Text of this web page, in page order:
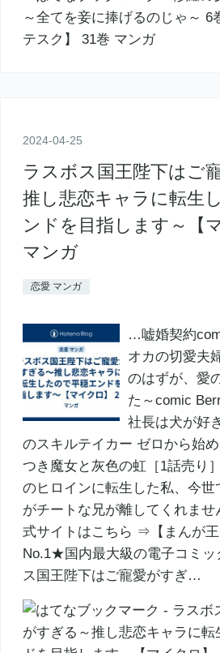
2024-04-25
ラスボス国王陛下はご
推し悲恋キャラに転生
ンドを目指します～【
マンガ
恋愛 マンガ
…嘘婚契約
オカの切愛夫
のはずが、愛
た～comic
社長は犬が好
のスキルテイカー ゼロから始
つき魔女と灰色の虹［1話売り
のヒロインに転生した私、今世
がチートな兄が離してくれませ
式サイトはこちら ⇒【まんが
No.1★国内最大級の電子コミッ
ス国王陛下はご寵愛がすぎ…